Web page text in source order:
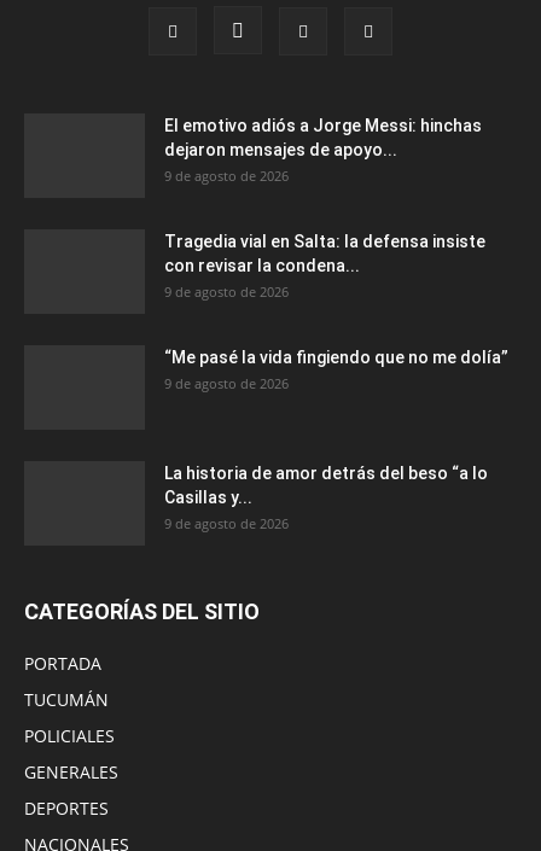
El emotivo adiós a Jorge Messi: hinchas
dejaron mensajes de apoyo...
9 de agosto de 2026
Tragedia vial en Salta: la defensa insiste
con revisar la condena...
9 de agosto de 2026
“Me pasé la vida fingiendo que no me dolía”
9 de agosto de 2026
La historia de amor detrás del beso “a lo
Casillas y...
9 de agosto de 2026
CATEGORÍAS DEL SITIO
PORTADA
TUCUMÁN
POLICIALES
GENERALES
DEPORTES
NACIONALES